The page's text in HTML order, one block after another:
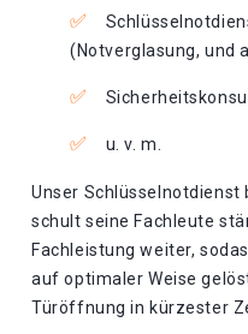
(Notverglasung, und
u. v. m.
Unser Schlüsselnotdienst
schult seine Fachleute
Fachleistung weiter,
auf optimaler Weise
Türöffnung in kürzester